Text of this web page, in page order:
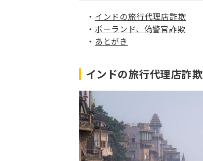
インドの旅行代理店詐欺
ポーランド、偽警官詐欺
あとがき
インドの旅行代理店詐欺